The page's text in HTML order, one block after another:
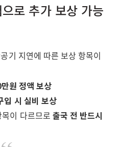
로 추가 보상 가능
기 지연에 따른 보상 항목이
원 정액 보상
입 시 실비 보상
이 다르므로 출국 전 반드시